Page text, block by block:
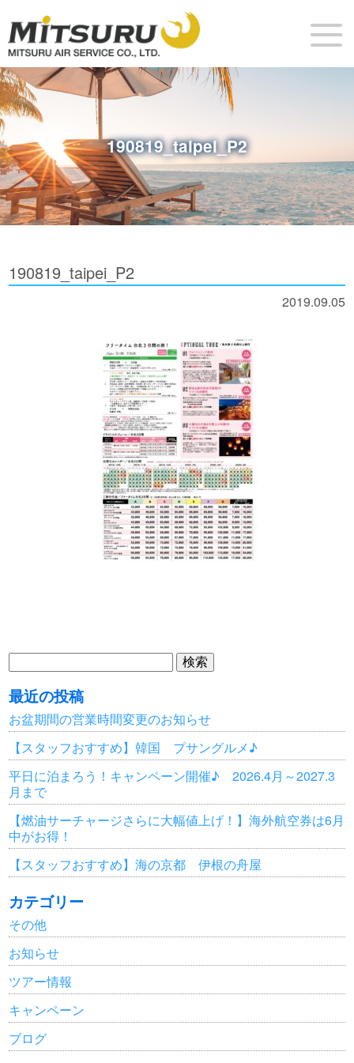
190819_taipei_P2
190819_taipei_P2
2019.09.05
検
索:
最近の投稿
お盆期間の営業時間変更のお知らせ
【スタッフおすすめ】韓国 プサングルメ♪
平日に泊まろう！キャンペーン開催♪ 2026.4月～2027.3
月まで
【燃油サーチャージさらに大幅値上げ！】海外航空券は6月
中がお得！
【スタッフおすすめ】海の京都 伊根の舟屋
カテゴリー
その他
お知らせ
ツアー情報
キャンペーン
ブログ